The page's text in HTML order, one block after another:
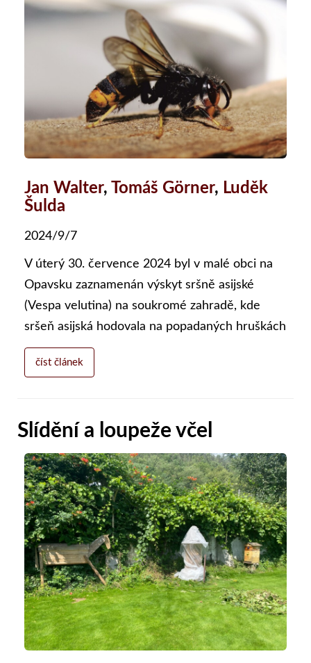
Jan Walter, Tomáš Görner, Luděk
Šulda
2024/9/7
V úterý 30. července 2024 byl v malé obci na
Opavsku zaznamenán výskyt sršně asijské
(Vespa velutina) na soukromé zahradě, kde
sršeň asijská hodovala na popadaných hruškách
číst článek
Slídění a loupeže včel